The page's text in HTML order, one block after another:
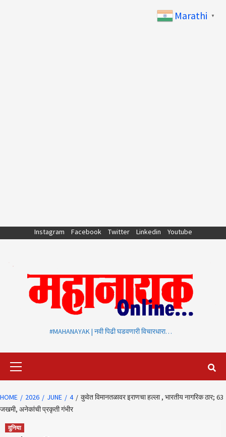
Instagram Facebook Twitter Linkedin Youtube
#MAHANAYAK | नवी पिढी घडवणारी विचारधारा…
HOME 2026 JUNE 4
कुवेत विमानतळावर इराणचा हल्ला , भारतीय नागरिक ठार; 63
जखमी, अनेकांची प्रकृती गंभीर
दुनिया
Marathi ▼